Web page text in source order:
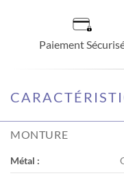
Paiement
MONTURE
Métal :